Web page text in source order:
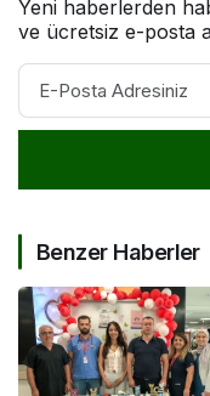
Yeni haberlerden
ve ücretsiz e-posta
Benzer Haberler